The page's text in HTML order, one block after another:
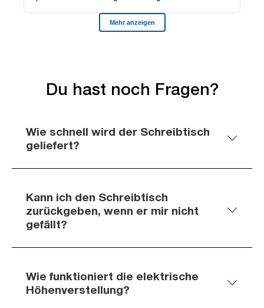
Du hast noch Fragen?
Wie schnell wird der Schreibtisch
geliefert?
Kann ich den Schreibtisch
zurückgeben, wenn er mir nicht
gefällt?
Wie funktioniert die elektrische
Höhenverstellung?